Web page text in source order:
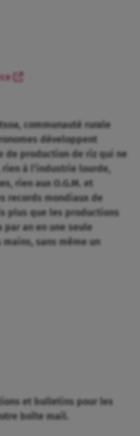
communauté rurale
développent
de production de riz qui ne
à l’industrie lourde,
rien aux O.G.M. et
records mondiaux de
plus que les productions
an en une seule
sans même un
et bulletins pour les
boîte mail.